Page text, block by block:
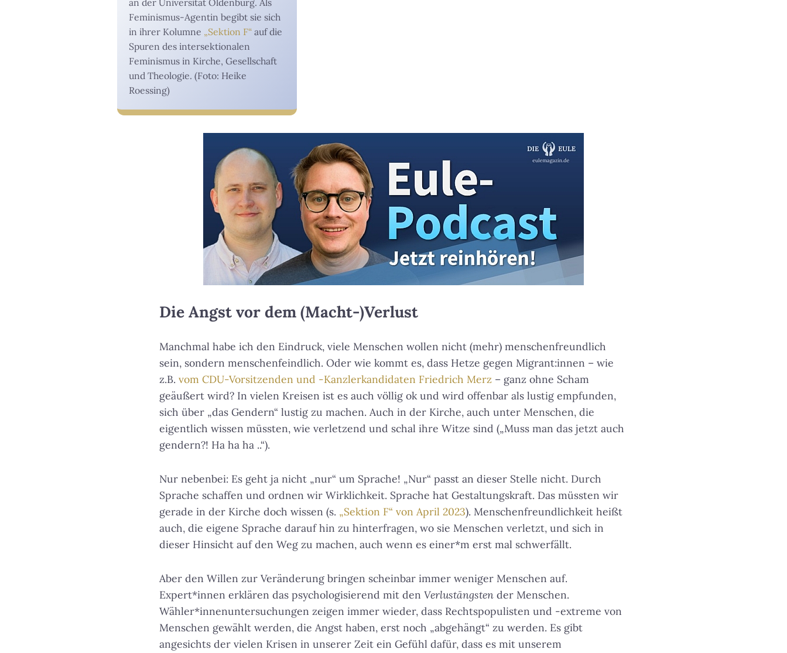
an der Universität Oldenburg. Als
Feminismus-Agentin begibt sie sich
in ihrer Kolumne „Sektion F“ auf die
Spuren des intersektionalen
Feminismus in Kirche, Gesellschaft
und Theologie. (Foto: Heike
Roessing)
Die Angst vor dem (Macht-)Verlust
Manchmal habe ich den Eindruck, viele Menschen wollen nicht (mehr) menschenfreundlich
sein, sondern menschenfeindlich. Oder wie kommt es, dass Hetze gegen Migrant:innen – wie
z.B. vom CDU-Vorsitzenden und -Kanzlerkandidaten Friedrich Merz – ganz ohne Scham
geäußert wird? In vielen Kreisen ist es auch völlig ok und wird offenbar als lustig empfunden,
sich über „das Gendern“ lustig zu machen. Auch in der Kirche, auch unter Menschen, die
eigentlich wissen müssten, wie verletzend und schal ihre Witze sind („Muss man das jetzt auch
gendern?! Ha ha ha ..“).
Nur nebenbei: Es geht ja nicht „nur“ um Sprache! „Nur“ passt an dieser Stelle nicht. Durch
Sprache schaffen und ordnen wir Wirklichkeit. Sprache hat Gestaltungskraft. Das müssten wir
gerade in der Kirche doch wissen (s. „Sektion F“ von April 2023). Menschenfreundlichkeit heißt
auch, die eigene Sprache darauf hin zu hinterfragen, wo sie Menschen verletzt, und sich in
dieser Hinsicht auf den Weg zu machen, auch wenn es einer*m erst mal schwerfällt.
Aber den Willen zur Veränderung bringen scheinbar immer weniger Menschen auf.
Expert*innen erklären das psychologisierend mit den Verlustängsten der Menschen.
Wähler*innenuntersuchungen zeigen immer wieder, dass Rechtspopulisten und -extreme von
Menschen gewählt werden, die Angst haben, erst noch „abgehängt“ zu werden. Es gibt
angesichts der vielen Krisen in unserer Zeit ein Gefühl dafür, dass es mit unserem